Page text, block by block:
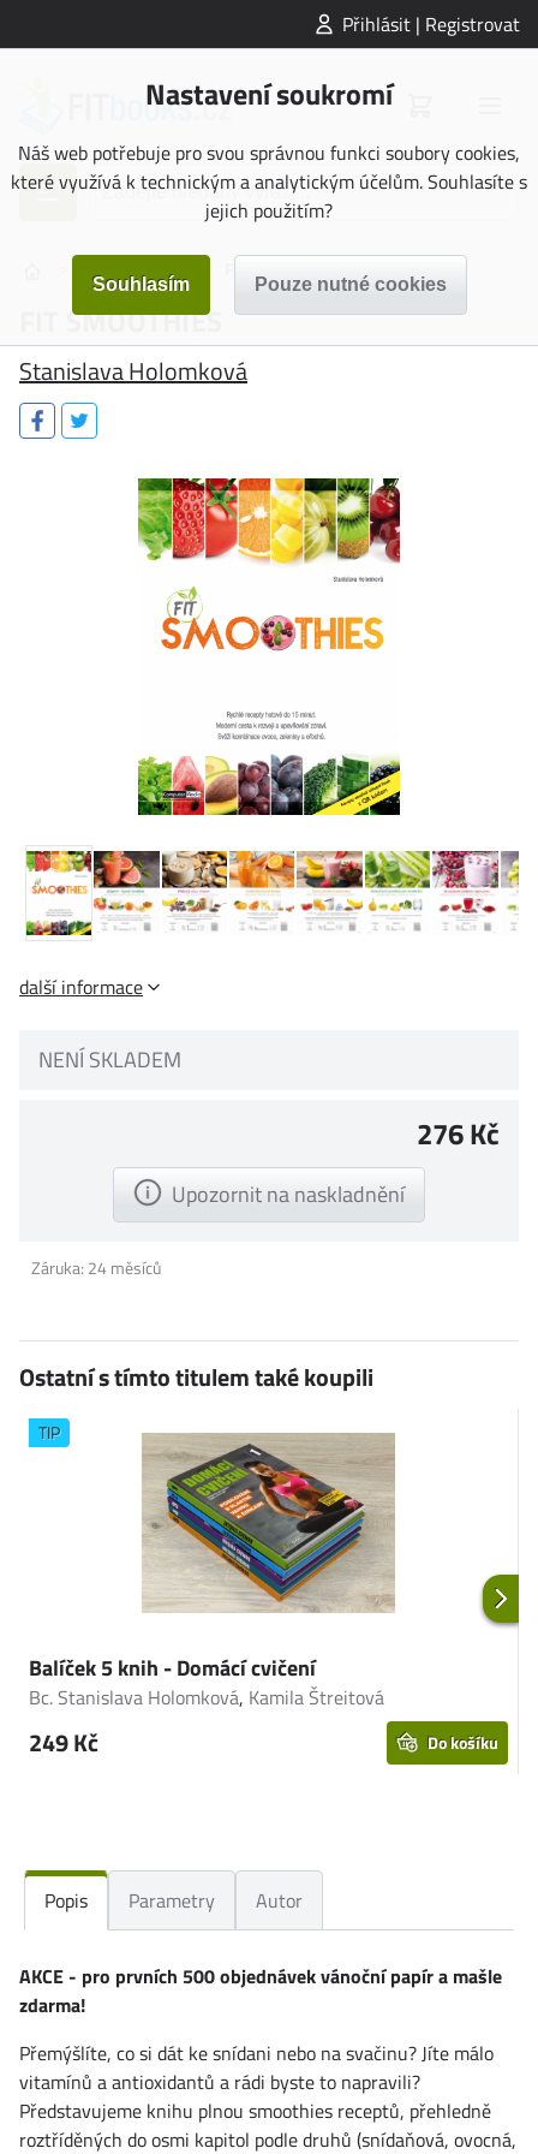
Přihlásit | Registrovat
Nastavení soukromí
Náš web potřebuje pro svou správnou funkci soubory cookies,
které využívá k technickým a analytickým účelům. Souhlasíte s
jejich použitím?
Zdravá strava
FIT SMOOTHIES
Stanislava Holomková
další informace
NENÍ SKLADEM
276 Kč
Upozornit na naskladnění
Záruka: 24 měsíců
Ostatní s tímto titulem také koupili
TIP
Balíček 5 knih - Domácí cvičení
Bc. Stanislava Holomková, Kamila Štreitová
249 Kč Do košíku
Popis Parametry Autor
AKCE - pro prvních 500 objednávek vánoční papír a mašle
zdarma!
Přemýšlíte, co si dát ke snídani nebo na svačinu? Jíte málo
vitamínů a antioxidantů a rádi byste to napravili?
Představujeme knihu plnou smoothies receptů, přehledně
roztříděných do osmi kapitol podle druhů (snídaňová, ovocná,